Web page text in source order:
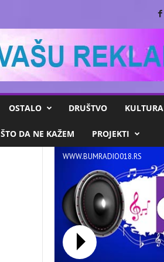
OSTALO DRUŠTVO KULTURA
ŠTO DA NE KAŽEM PROJEKTI
WWW.BUMRADIO018.RS